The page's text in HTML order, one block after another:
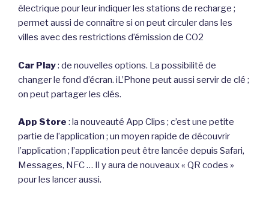
électrique pour leur indiquer les stations de recharge ;
permet aussi de connaître si on peut circuler dans les
villes avec des restrictions d’émission de CO2
Car Play: de nouvelles options. La possibilité de
changer le fond d’écran. iL’Phone peut aussi servir de clé ;
on peut partager les clés.
App Store : la nouveauté App Clips ; c’est une petite
partie de l’application ; un moyen rapide de découvrir
l’application ; l’application peut être lancée depuis Safari,
Messages, NFC … Il y aura de nouveaux « QR codes »
pour les lancer aussi.